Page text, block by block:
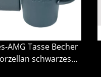
AMG Tasse Becher
schwarzes